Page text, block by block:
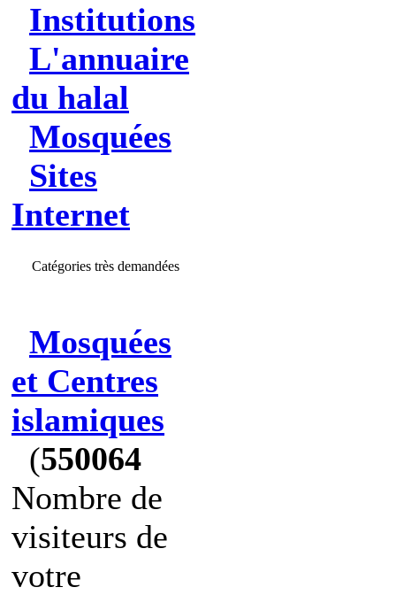
Institutions
L'annuaire
du halal
Mosquées
Sites
Internet
Catégories très demandées
Mosquées
et Centres
islamiques
(550064
Nombre de
visiteurs de
votre